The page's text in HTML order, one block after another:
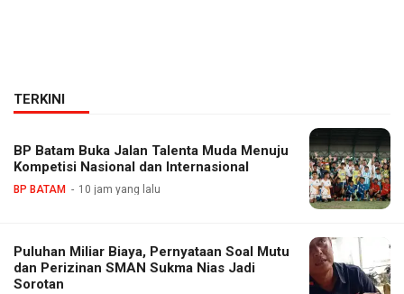
TERKINI
BP Batam Buka Jalan Talenta Muda Menuju
Kompetisi Nasional dan Internasional
BP BATAM 10 jam yang lalu
Puluhan Miliar Biaya, Pernyataan Soal Mutu
dan Perizinan SMAN Sukma Nias Jadi
Sorotan